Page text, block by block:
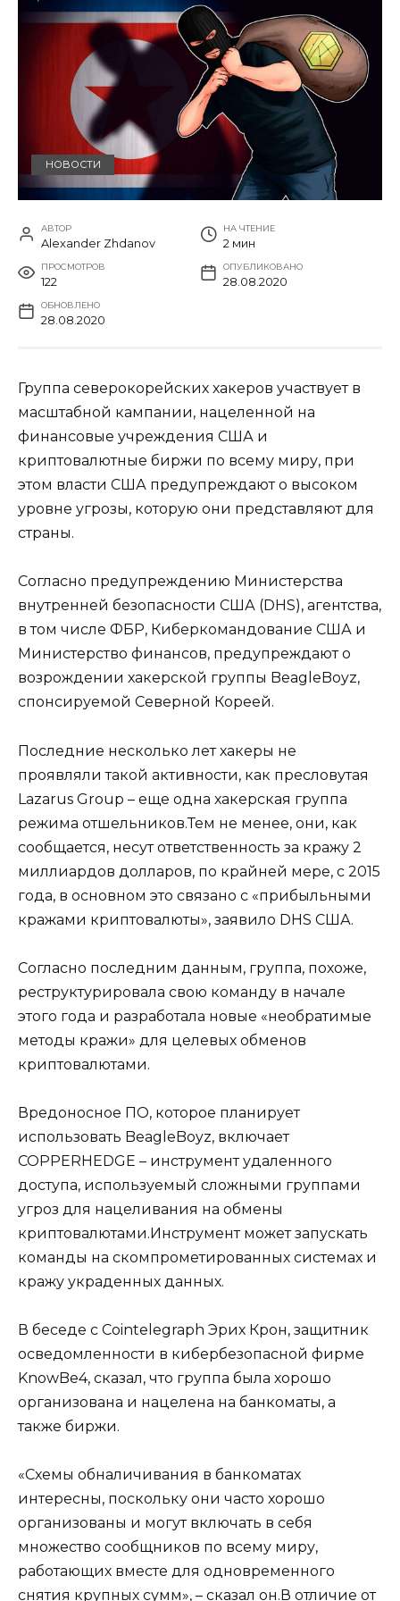
НОВОСТИ
АВТОР
Alexander Zhdanov
НА ЧТЕНИЕ
2 мин
ПРОСМОТРОВ
122
ОПУБЛИКОВАНО
28.08.2020
ОБНОВЛЕНО
28.08.2020
Группа северокорейских хакеров участвует в
масштабной кампании, нацеленной на
финансовые учреждения США и
криптовалютные биржи по всему миру, при
этом власти США предупреждают о высоком
уровне угрозы, которую они представляют для
страны.
Согласно предупреждению Министерства
внутренней безопасности США (DHS), агентства,
в том числе ФБР, Киберкомандование США и
Министерство финансов, предупреждают о
возрождении хакерской группы BeagleBoyz,
спонсируемой Северной Кореей.
Последние несколько лет хакеры не
проявляли такой активности, как пресловутая
Lazarus Group – еще одна хакерская группа
режима отшельников.Тем не менее, они, как
сообщается, несут ответственность за кражу 2
миллиардов долларов, по крайней мере, с 2015
года, в основном это связано с «прибыльными
кражами криптовалюты», заявило DHS США.
Согласно последним данным, группа, похоже,
реструктурировала свою команду в начале
этого года и разработала новые «необратимые
методы кражи» для целевых обменов
криптовалютами.
Вредоносное ПО, которое планирует
использовать BeagleBoyz, включает
COPPERHEDGE – инструмент удаленного
доступа, используемый сложными группами
угроз для нацеливания на обмены
криптовалютами.Инструмент может запускать
команды на скомпрометированных системах и
кражу украденных данных.
В беседе с Cointelegraph Эрих Крон, защитник
осведомленности в кибербезопасной фирме
KnowBe4, сказал, что группа была хорошо
организована и нацелена на банкоматы, а
также биржи.
«Схемы обналичивания в банкоматах
интересны, поскольку они часто хорошо
организованы и могут включать в себя
множество сообщников по всему миру,
работающих вместе для одновременного
снятия крупных сумм», – сказал он.В отличие от